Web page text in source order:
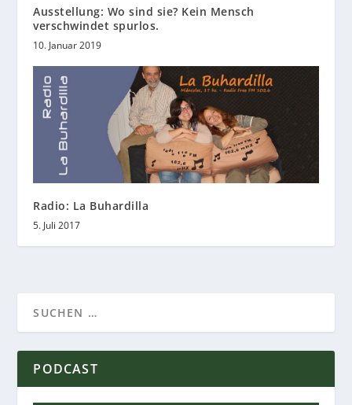
Ausstellung: Wo sind sie? Kein Mensch
verschwindet spurlos.
10. Januar 2019
Radio: La Buhardilla
5. Juli 2017
PODCAST